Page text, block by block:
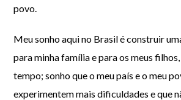
povo.
Meu sonho aqui no Brasil é construir
para minha família e para os meus
tempo; sonho que o meu país e o meu
experimentem mais dificuldades e que